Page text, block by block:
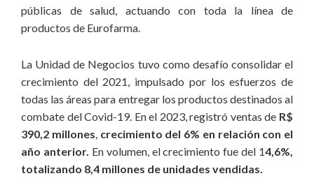
públicas de salud, actuando con toda la línea de
productos de Eurofarma.
La Unidad de Negocios tuvo como desafío consolidar el
crecimiento del 2021, impulsado por los esfuerzos de
todas las áreas para entregar los productos destinados al
combate del Covid-19. En el 2023, registró ventas de R$
390,2 millones, crecimiento del 6% en relación con el
año anterior. En volumen, el crecimiento fue del 14,6%,
totalizando 8,4 millones de unidades vendidas.